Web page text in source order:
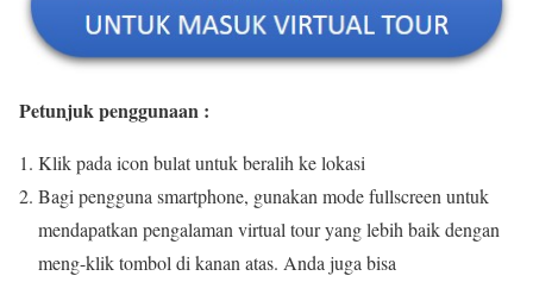
Petunjuk penggunaan :
Klik pada icon bulat untuk beralih ke lokasi
Bagi pengguna smartphone, gunakan mode fullscreen untuk
mendapatkan pengalaman virtual tour yang lebih baik dengan
meng-klik tombol di kanan atas. Anda juga bisa